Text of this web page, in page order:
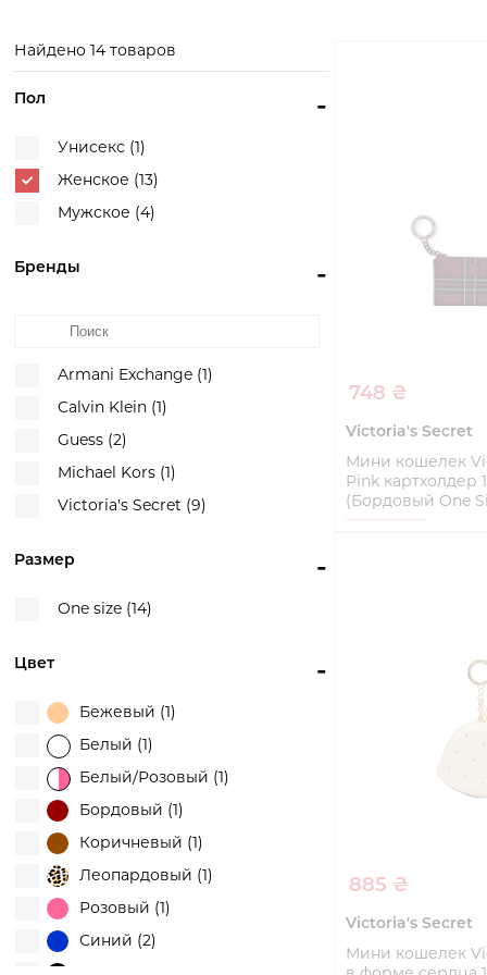
товары
Найдено 14 товаров
-
Пол
Унисекс (1)
Женское (13)
Мужское (4)
-
Бренды
Armani Exchange (1)
Calvin Klein (1)
Guess (2)
Michael Kors (1)
Victoria's Secret (9)
-
Размер
One size (14)
-
Цвет
Бежевый (1)
Белый (1)
Белый/Розовый (1)
Бордовый (1)
Коричневый (1)
Леопардовый (1)
Розовый (1)
Синий (2)
748 ₴
Victoria's Secret
Мини кошелек
Pink картхолдер
(Бордовый One
885 ₴
Victoria's Secret
Мини кошелек